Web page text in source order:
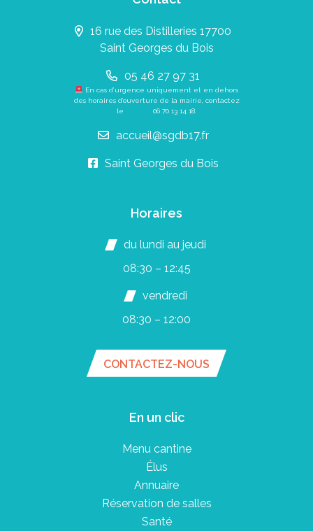
16 rue des Distilleries 17700
Saint Georges du Bois
05 46 27 97 31
En cas d’urgence uniquement et en dehors
des horaires d’ouverture de la mairie, contactez
le 06 70 13 14 18
accueil@sgdb17.fr
Saint Georges du Bois
Horaires
du lundi au jeudi
08:30 – 12:45
vendredi
08:30 – 12:00
CONTACTEZ-NOUS
En un clic
Menu cantine
Élus
Annuaire
Réservation de salles
Santé